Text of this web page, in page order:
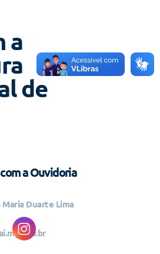
a
de
a Ouvidoria
Maria Duarte Lima